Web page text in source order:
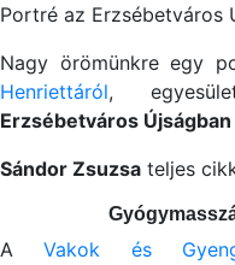
Portré az Erzsébetváros
Nagy örömünkre egy
Henriettáról,
Erzsébetváros Újságban
Sándor Zsuzsa teljes
AVakok és